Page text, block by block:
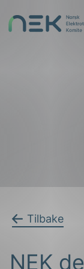
NEK
Tilbake
NEK